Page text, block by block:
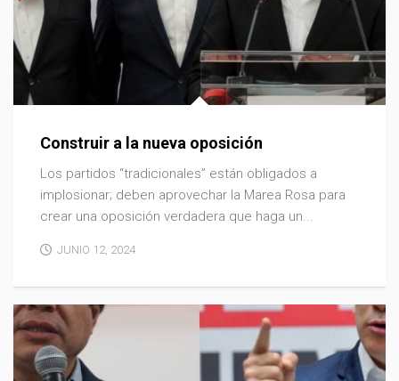
Construir a la nueva oposición
Los partidos “tradicionales” están obligados a
implosionar; deben aprovechar la Marea Rosa para
crear una oposición verdadera que haga un...
JUNIO 12, 2024